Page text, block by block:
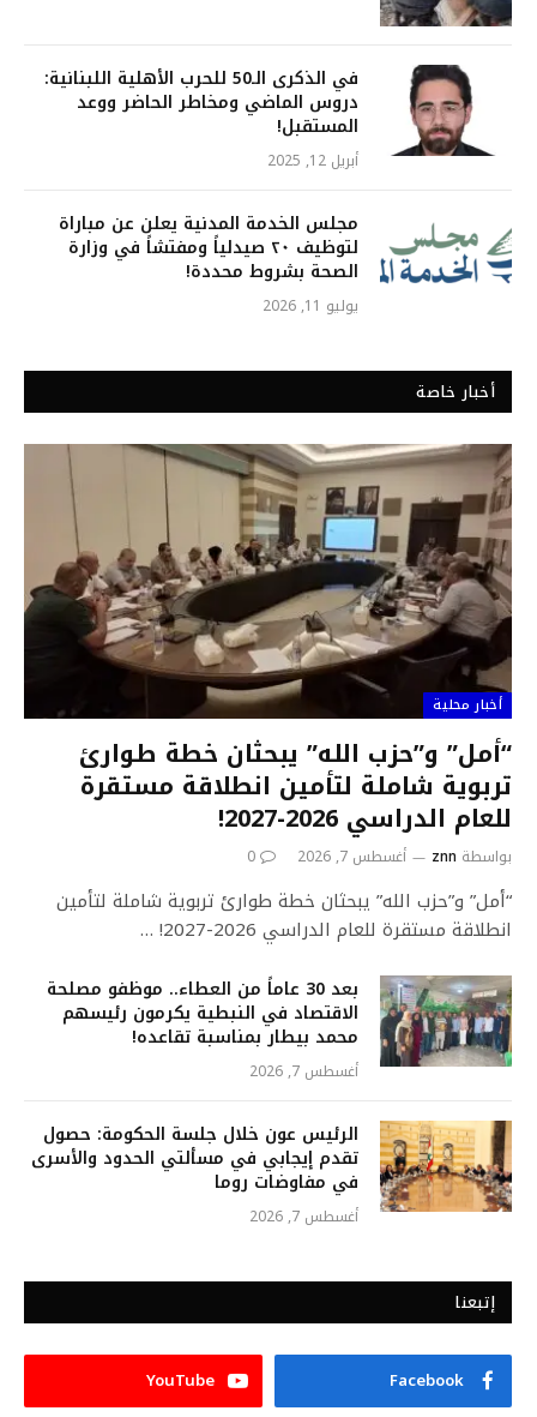
في الذكرى الـ50 للحرب الأهلية اللبنانية:
دروس الماضي ومخاطر الحاضر ووعد
المستقبل!
أبريل 12, 2025
مجلس الخدمة المدنية يعلن عن مباراة
لتوظيف ٢٠ صيدلياً ومفتشاً في وزارة
الصحة بشروط محددة!
يوليو 11, 2026
أخبار خاصة
أخبار محلية
“أمل” و”حزب الله” يبحثان خطة طوارئ
تربوية شاملة لتأمين انطلاقة مستقرة
للعام الدراسي 2026-2027!
بواسطة znn أغسطس 7, 2026 0
“أمل” و”حزب الله” يبحثان خطة طوارئ تربوية شاملة لتأمين
انطلاقة مستقرة للعام الدراسي 2026-2027! …
بعد 30 عاماً من العطاء.. موظفو مصلحة
الاقتصاد في النبطية يكرمون رئيسهم
محمد بيطار بمناسبة تقاعده!
أغسطس 7, 2026
الرئيس عون خلال جلسة الحكومة: حصول
تقدم إيجابي في مسألتي الحدود والأسرى
في مفاوضات روما
أغسطس 7, 2026
إتبعنا
Facebook
YouTube